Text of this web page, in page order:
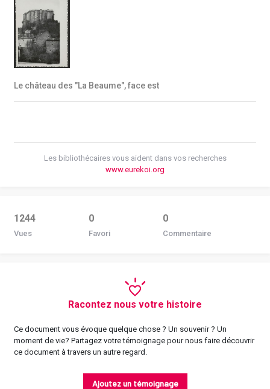
Le château des "La Beaume", face est
Les bibliothécaires vous aident dans vos recherches
www.eurekoi.org
1244
Vues
0
Favori
0
Commentaire
Racontez nous votre histoire
Ce document vous évoque quelque chose ? Un souvenir ? Un
moment de vie? Partagez votre témoignage pour nous faire découvrir
ce document à travers un autre regard.
Ajoutez un témoignage